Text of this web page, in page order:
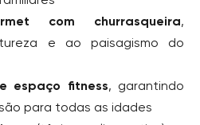
com churrasqueira,
e ao paisagismo do
espaço fitness, garantindo
para todas as idades